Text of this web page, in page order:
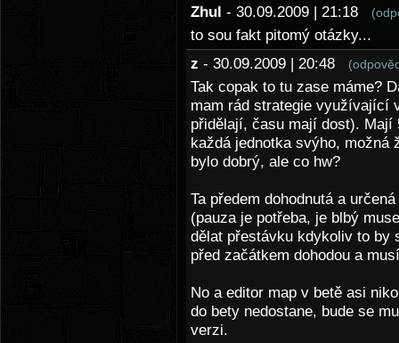
Zhul - 30.09.2009 | 21:18
to sou fakt pitomý otázky...
z - 30.09.2009 | 20:48
Tak copak to tu zase máme?
mam rád strategie využívající
přidělají, času mají dost). Mají
každá jednotka svýho, možná
bylo dobrý, ale co hw?
Ta předem dohodnutá a
(pauza je potřeba, je blbý
dělat přestávku kdykoliv to by
před začátkem dohodou a
No a editor map v betě asi
do bety nedostane, bude se
verzi.